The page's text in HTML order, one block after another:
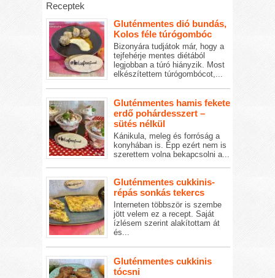
Receptek
Gluténmentes dió bundás,
Kolos féle túrógombóc
Bizonyára tudjátok már, hogy a
tejfehérje mentes diétából
legjobban a túró hiányzik. Most
elkészítettem túrógombócot,...
Gluténmentes hamis fekete
erdő pohárdesszert –
sütés nélkül
Kánikula, meleg és forróság a
konyhában is. Épp ezért nem is
szerettem volna bekapcsolni a...
Gluténmentes cukkinis-
répás sonkás tekercs
Interneten többször is szembe
jött velem ez a recept. Saját
ízlésem szerint alakítottam át
és...
Gluténmentes cukkinis
tócsni